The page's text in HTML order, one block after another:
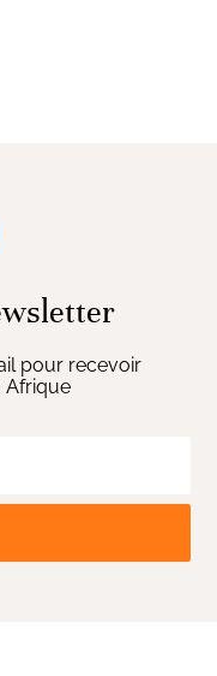
pour recevoir
Afrique